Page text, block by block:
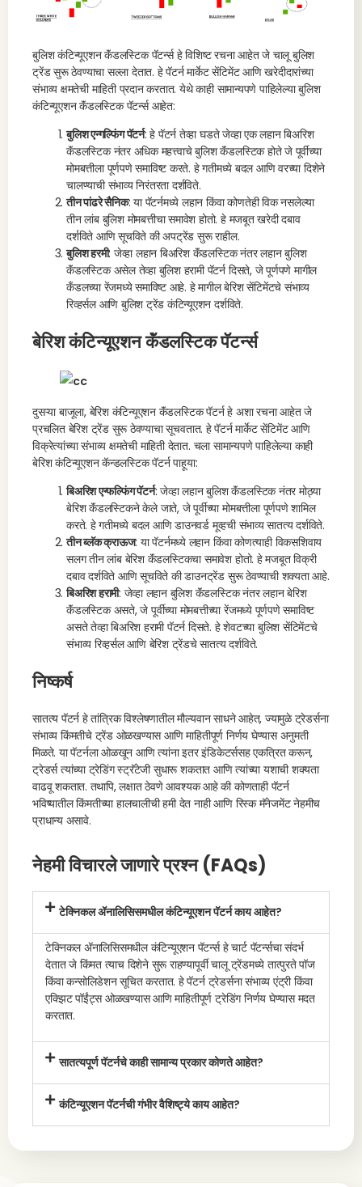
बुलिश कंटिन्यूएशन कॅंडलस्टिक पॅटर्न्स हे विशिष्ट रचना आहेत जे चालू बुलिश
ट्रेंड सुरू ठेवण्याचा सल्ला देतात. हे पॅटर्न मार्केट सेंटिमेंट आणि खरेदीदारांच्या
संभाव्य क्षमतेची माहिती प्रदान करतात. येथे काही सामान्यपणे पाहिलेल्या बुलिश
कंटिन्यूएशन कॅंडलस्टिक पॅटर्न्स आहेत:
बुलिश एन्गल्फिंग पॅटर्न: हे पॅटर्न तेव्हा घडते जेव्हा एक लहान बिअरिश
कॅंडलस्टिक नंतर अधिक महत्त्वाचे बुलिश कॅंडलस्टिक होते जे पूर्वीच्या
मोमबत्तीला पूर्णपणे समाविष्ट करते. हे गतीमध्ये बदल आणि वरच्या दिशेने
चालण्याची संभाव्य निरंतरता दर्शविते.
तीन पांढरे सैनिक: या पॅटर्नमध्ये लहान किंवा कोणतेही विक नसलेल्या
तीन लांब बुलिश मोमबत्तीचा समावेश होतो. हे मजबूत खरेदी दबाव
दर्शविते आणि सूचविते की अपट्रेंड सुरू राहील.
बुलिश हरमी: जेव्हा लहान बिअरिश कॅंडलस्टिक नंतर लहान बुलिश
कॅंडलस्टिक असेल तेव्हा बुलिश हरामी पॅटर्न दिसते, जे पूर्णपणे मागील
कँडलच्या रेंजमध्ये समाविष्ट आहे. हे मागील बेरिश सेंटिमेंटचे संभाव्य
रिव्हर्सल आणि बुलिश ट्रेंड कंटिन्यूएशन दर्शविते.
बेरिश कंटिन्यूएशन कॅंडलस्टिक पॅटर्न्स
दुसऱ्या बाजूला, बेरिश कंटिन्यूएशन कॅंडलस्टिक पॅटर्न हे अशा रचना आहेत जे
प्रचलित बेरिश ट्रेंड सुरू ठेवण्याचा सूचवतात. हे पॅटर्न मार्केट सेंटिमेंट आणि
विक्रेत्यांच्या संभाव्य क्षमतेची माहिती देतात. चला सामान्यपणे पाहिलेल्या काही
बेरिश कंटिन्यूएशन कॅन्डलस्टिक पॅटर्न पाहूया:
बिअरिश एन्फल्फिंग पॅटर्न: जेव्हा लहान बुलिश कॅंडलस्टिक नंतर मोठ्या
बेरिश कॅंडलस्टिकने केले जाते, जे पूर्वीच्या मोमबत्तीला पूर्णपणे शामिल
करते. हे गतीमध्ये बदल आणि डाउनवर्ड मूव्हची संभाव्य सातत्य दर्शविते.
तीन ब्लॅक क्राऊज: या पॅटर्नमध्ये लहान किंवा कोणत्याही विकसशिवाय
सलग तीन लांब बेरिश कॅंडलस्टिकचा समावेश होतो. हे मजबूत विक्री
दबाव दर्शविते आणि सूचविते की डाउनट्रेंड सुरू ठेवण्याची शक्यता आहे.
बिअरिश हरामी: जेव्हा लहान बुलिश कॅंडलस्टिक नंतर लहान बेरिश
कॅंडलस्टिक असते, जे पूर्वीच्या मोमबत्तीच्या रेंजमध्ये पूर्णपणे समाविष्ट
असते तेव्हा बिअरिश हरामी पॅटर्न दिसते. हे शेवटच्या बुलिश सेंटिमेंटचे
संभाव्य रिव्हर्सल आणि बेरिश ट्रेंडचे सातत्य दर्शविते.
निष्कर्ष
सातत्य पॅटर्न हे तांत्रिक विश्लेषणातील मौल्यवान साधने आहेत, ज्यामुळे ट्रेडर्सना
संभाव्य किंमतीचे ट्रेंड ओळखण्यास आणि माहितीपूर्ण निर्णय घेण्यास अनुमती
मिळते. या पॅटर्नला ओळखून आणि त्यांना इतर इंडिकेटर्ससह एकत्रित करून,
ट्रेडर्स त्यांच्या ट्रेडिंग स्ट्रॅटेजी सुधारू शकतात आणि त्यांच्या यशाची शक्यता
वाढवू शकतात. तथापि, लक्षात ठेवणे आवश्यक आहे की कोणताही पॅटर्न
भविष्यातील किंमतीच्या हालचालीची हमी देत नाही आणि रिस्क मॅनेजमेंट नेहमीच
प्राधान्य असावे.
नेहमी विचारले जाणारे प्रश्न (FAQs)
टेक्निकल ॲनालिसिसमधील कंटिन्यूएशन पॅटर्न काय आहेत?
टेक्निकल ॲनालिसिसमधील कंटिन्यूएशन पॅटर्न्स हे चार्ट पॅटर्न्सचा संदर्भ
देतात जे किंमत त्याच दिशेने सुरू राहण्यापूर्वी चालू ट्रेंडमध्ये तात्पुरते पॉज
किंवा कन्सोलिडेशन सूचित करतात. हे पॅटर्न ट्रेडर्सना संभाव्य एंट्री किंवा
एक्झिट पॉईंट्स ओळखण्यास आणि माहितीपूर्ण ट्रेडिंग निर्णय घेण्यास मदत
करतात.
सातत्यपूर्ण पॅटर्नचे काही सामान्य प्रकार कोणते आहेत?
कंटिन्यूएशन पॅटर्नची गंभीर वैशिष्ट्ये काय आहेत?